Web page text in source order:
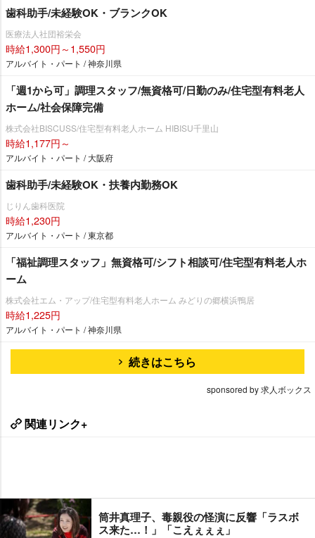
歯科助手/未経験OK・ブランクOK
医療法人社団裕栄会
時給1,300円～1,550円
アルバイト・パート / 神奈川県
「週1から可」調理スタッフ/無資格可/日勤のみ/住宅型有料老人
ホーム/社会保障完備
株式会社BISCUSS/住宅型有料老人ホーム HIBISU千里山
時給1,177円～
アルバイト・パート / 大阪府
歯科助手/未経験OK・扶養内勤務OK
じりん歯科医院
時給1,230円
アルバイト・パート / 東京都
「福祉調理スタッフ」無資格可/シフト相談可/住宅型有料老人ホ
ーム
株式会社エム・アップ/住宅型有料老人ホーム みどりの郷横浜鴨居
時給1,225円
アルバイト・パート / 神奈川県
続きはこちら
sponsored by 求人ボックス
関連リンク+
筒井真理子、毒親役の怪演に反響「ラスボ
ス来た…！」「こえぇぇぇ」